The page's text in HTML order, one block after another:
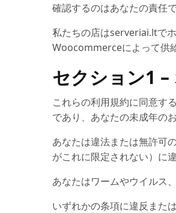
確認するのはあなたの責任
私たちの店はserveriai.ltで
Woocommerceによって供
セクション1
これらの利用規約に同意す
であり、あなたの未成年の
あなたは違法または無許可
がこれに限定されない）に
あなたはワームやウイルス
いずれかの条項に違反また